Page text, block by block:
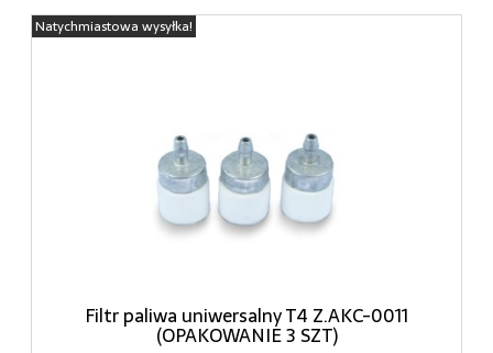
Filtr paliwa uniwersalny T4 Z.AKC-0011
(OPAKOWANIE 3 SZT)
Natychmiastowa wysyłka!